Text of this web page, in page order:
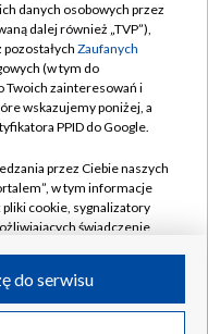
Akcyjna w likwidacji
danych osobowych przez
dalej również „TVP”),
pozostałych Zaufanych
(w tym do
Twoich zainteresowań i
wskazujemy poniżej, a
PPID do Google.
przez Ciebie naszych
w tym informacje
cookie, sygnalizatory
świadczenie
przez Ciebie
do serwisu